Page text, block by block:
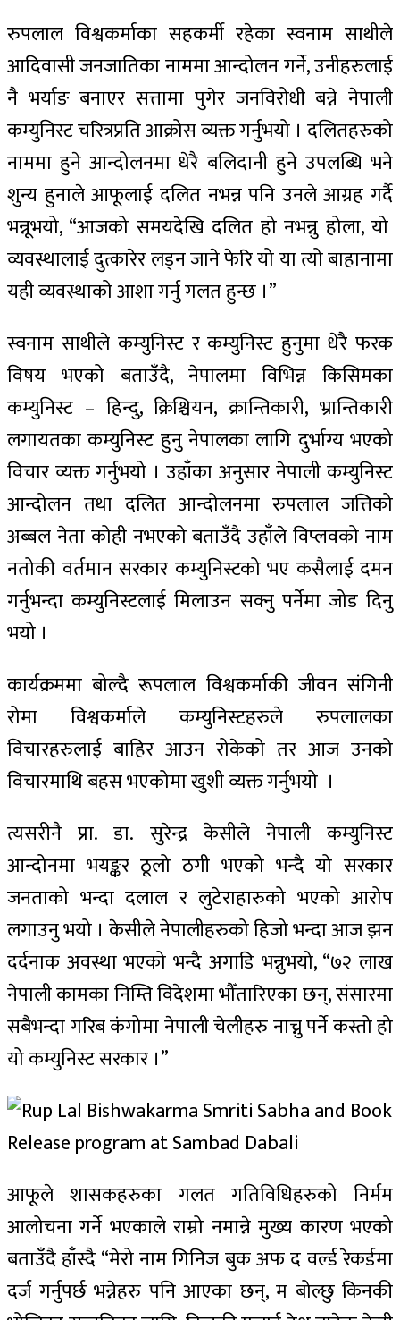
रुपलाल विश्वकर्माका सहकर्मी रहेका स्वनाम साथीले
आदिवासी जनजातिका नाममा आन्दोलन गर्ने, उनीहरुलाई
नै भर्याङ बनाएर सत्तामा पुगेर जनविरोधी बन्ने नेपाली
कम्युनिस्ट चरित्रप्रति आक्रोस व्यक्त गर्नुभयो । दलितहरुको
नाममा हुने आन्दोलनमा धेरै बलिदानी हुने उपलब्धि भने
शुन्य हुनाले आफूलाई दलित नभन्न पनि उनले आग्रह गर्दै
भन्नूभयो, “आजको समयदेखि दलित हो नभन्नु होला, यो
व्यवस्थालाई दुत्कारेर लड्न जाने फेरि यो या त्यो बाहानामा
यही व्यवस्थाको आशा गर्नु गलत हुन्छ ।”
स्वनाम साथीले कम्युनिस्ट र कम्युनिस्ट हुनुमा धेरै फरक
विषय भएको बताउँदै, नेपालमा विभिन्न किसिमका
कम्युनिस्ट – हिन्दु, क्रिश्चियन, क्रान्तिकारी, भ्रान्तिकारी
लगायतका कम्युनिस्ट हुनु नेपालका लागि दुर्भाग्य भएको
विचार व्यक्त गर्नुभयो । उहाँका अनुसार नेपाली कम्युनिस्ट
आन्दोलन तथा दलित आन्दोलनमा रुपलाल जत्तिको
अब्बल नेता कोही नभएको बताउँदै उहाँले विप्लवको नाम
नतोकी वर्तमान सरकार कम्युनिस्टको भए कसैलाई दमन
गर्नुभन्दा कम्युनिस्टलाई मिलाउन सक्नु पर्नेमा जोड दिनु
भयो ।
कार्यक्रममा बोल्दै रूपलाल विश्वकर्माकी जीवन संगिनी
रोमा विश्वकर्माले कम्युनिस्टहरुले रुपलालका
विचारहरुलाई बाहिर आउन रोकेको तर आज उनको
विचारमाथि बहस भएकोमा खुशी व्यक्त गर्नुभयो ।
त्यसरीनै प्रा. डा. सुरेन्द्र केसीले नेपाली कम्युनिस्ट
आन्दोनमा भयङ्कर ठूलो ठगी भएको भन्दै यो सरकार
जनताको भन्दा दलाल र लुटेराहारुको भएको आरोप
लगाउनु भयो । केसीले नेपालीहरुको हिजो भन्दा आज झन
दर्दनाक अवस्था भएको भन्दै अगाडि भन्नुभयो, “७२ लाख
नेपाली कामका निम्ति विदेशमा भौँतारिएका छन्, संसारमा
सबैभन्दा गरिब कंगोमा नेपाली चेलीहरु नाच्नु पर्ने कस्तो हो
यो कम्युनिस्ट सरकार ।”
आफूले शासकहरुका गलत गतिविधिहरुको निर्मम
आलोचना गर्ने भएकाले राम्रो नमान्ने मुख्य कारण भएको
बताउँदै हाँस्दै “मेरो नाम गिनिज बुक अफ द वर्ल्ड रेकर्डमा
दर्ज गर्नुपर्छ भन्नेहरु पनि आएका छन्, म बोल्छु किनकी